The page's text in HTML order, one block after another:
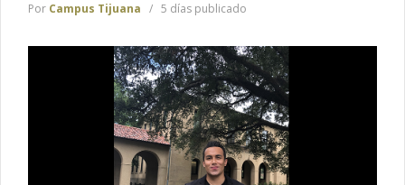
Por Campus Tijuana 5 días publicado